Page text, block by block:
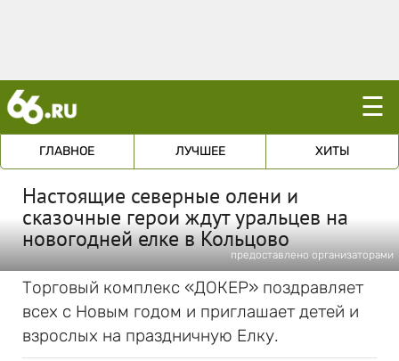
☰
ГЛАВНОЕ ЛУЧШЕЕ ХИТЫ
Настоящие северные олени и
сказочные герои ждут уральцев на
новогодней елке в Кольцово
предоставлено организаторами
Торговый комплекс «ДОКЕР» поздравляет
всех с Новым годом и приглашает детей и
взрослых на праздничную Елку.